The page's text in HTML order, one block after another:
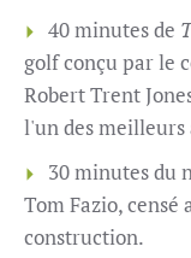
40 minutes de
golf conçu par le
Robert Trent
l'un des meilleurs
30 minutes du
Tom Fazio,
construction.